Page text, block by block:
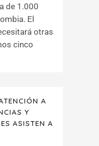
de 1.000
El
otras
cinco
A
Y
ASISTEN A